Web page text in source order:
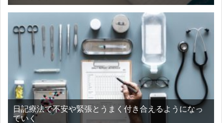
日記療法で不安や緊張とうまく付き合えるようになっ
ていく